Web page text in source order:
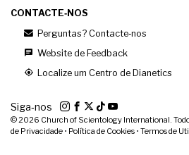
CONTACTE‑NOS
Perguntas? Contacte‑nos
Website de Feedback
Localize um Centro de Dianetics
Siga‑nos
© 2026 Church of Scientology International.
de Privacidade • Política de Cookies • Termos de